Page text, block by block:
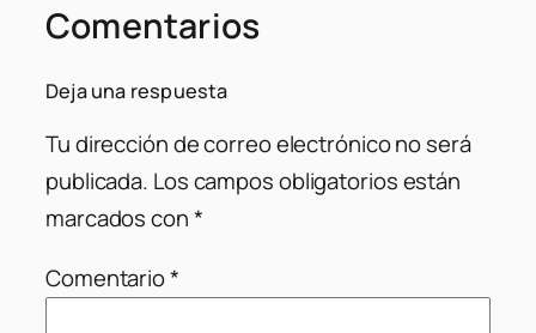
Comentarios
Deja una respuesta
Tu dirección de correo electrónico no será
publicada. Los campos obligatorios están
marcados con*
Comentario*